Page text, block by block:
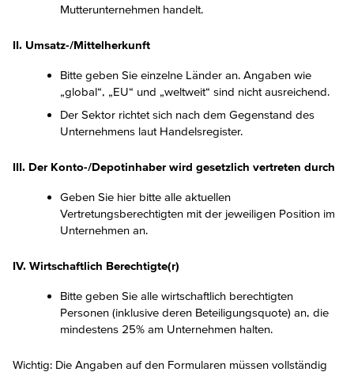
Mutterunternehmen handelt.
II. Umsatz-/Mittelherkunft
Bitte geben Sie einzelne Länder an. Angaben wie
„global“, „EU“ und „weltweit“ sind nicht ausreichend.
Der Sektor richtet sich nach dem Gegenstand des
Unternehmens laut Handelsregister.
III. Der Konto-/Depotinhaber wird gesetzlich vertreten durch
Geben Sie hier bitte alle aktuellen
Vertretungsberechtigten mit der jeweiligen Position im
Unternehmen an.
IV. Wirtschaftlich Berechtigte(r)
Bitte geben Sie alle wirtschaftlich berechtigten
Personen (inklusive deren Beteiligungsquote) an, die
mindestens 25% am Unternehmen halten.
Wichtig: Die Angaben auf den Formularen müssen vollständig